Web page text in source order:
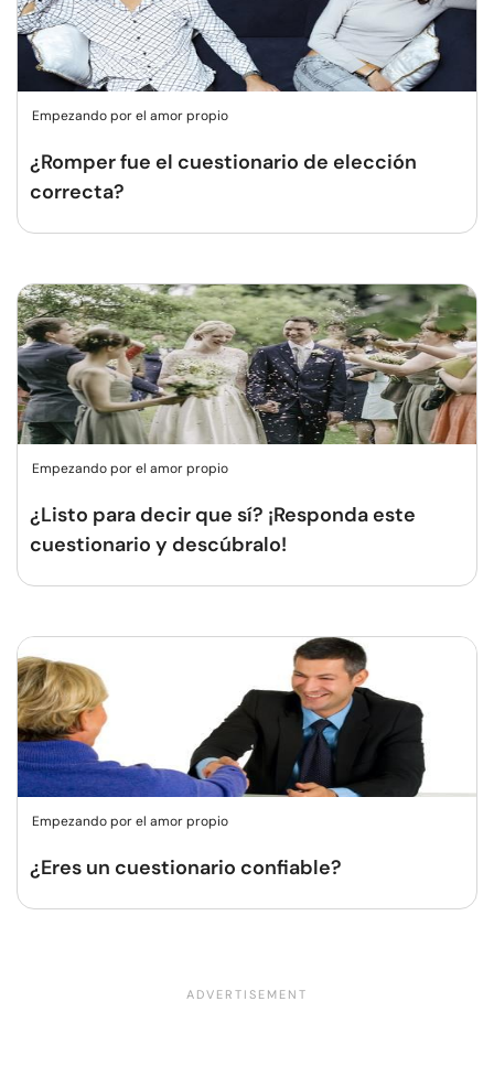
Empezando por el amor propio
¿Romper fue el cuestionario de elección
correcta?
Empezando por el amor propio
¿Listo para decir que sí? ¡Responda este
cuestionario y descúbralo!
Empezando por el amor propio
¿Eres un cuestionario confiable?